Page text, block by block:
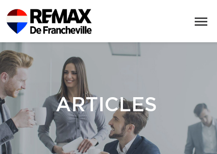
ARTICLES